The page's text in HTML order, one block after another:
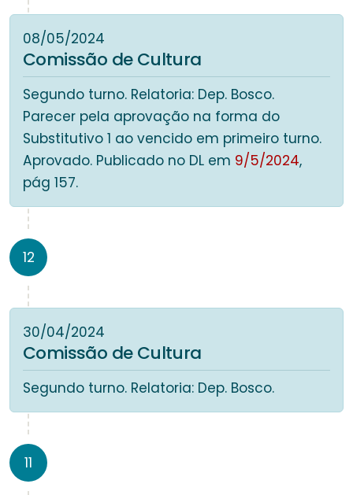
08/05/2024
Comissão de Cultura
Segundo turno. Relatoria: Dep. Bosco.
Parecer pela aprovação na forma do
Substitutivo 1 ao vencido em primeiro turno.
Aprovado. Publicado no DL em 9/5/2024,
pág 157.
12
30/04/2024
Comissão de Cultura
Segundo turno. Relatoria: Dep. Bosco.
11